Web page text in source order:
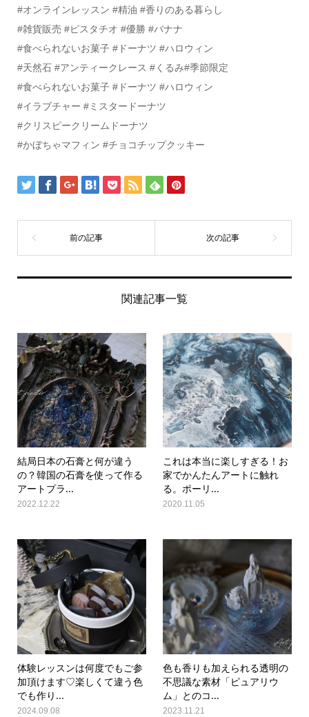
#オンラインレッスン #精油 #香りのある暮らし
#雑貨販売 #ピスタチオ #優勝 #バナナ
#食べられないお菓子 #ドーナツ #ハロウィン
#天然石 #アンティークレース #くるみ#季節限定
#食べられないお菓子 #ドーナツ #ハロウィン
#イラブチャー #ミスタードーナツ
#クリスピークリームドーナツ
#かぼちゃマフィン #チョコチップクッキー
関連記事一覧
結局日本の石膏と何が違う
の？韓国の石膏を使って作る
アートプラ...
2022.12.22
これは本当に楽しすぎる！お
家でかんたんアートに触れ
る。ポーリ...
2020.11.05
体験レッスンは何度でもご参
加頂けます♡楽しくて違う色
でも作り...
2024.09.08
色も香りも加えられる透明の
不思議な素材「ピュアリウ
ム」とのコ...
2023.11.21